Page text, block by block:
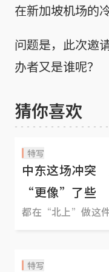
在新加坡机场的
问题是，此次邀
办者又是谁呢？
猜你喜欢
特写
中东这场冲突
“更像”了些
都在“北上”做这
特写